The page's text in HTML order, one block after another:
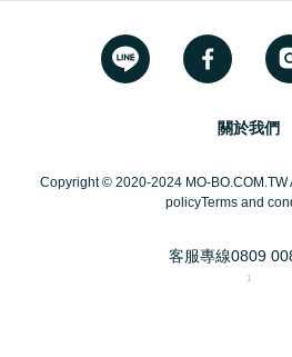
關於我們
Copyright © 2020-2024 MO-
policyTerms and
客服專線0809
1